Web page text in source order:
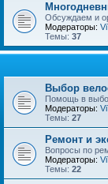
Обсуждаем и
Модераторы:
Темы: 37
Выбор
Помощь в
Модераторы:
Темы: 27
Ремонт и
Вопросы по
Модераторы:
Темы: 22